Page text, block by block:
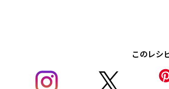
このレシ